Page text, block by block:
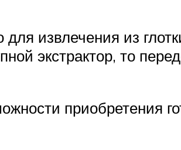
для извлечения из
экстрактор, то
приобретения